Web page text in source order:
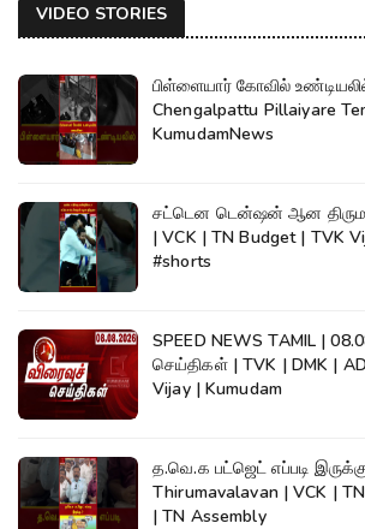
VIDEO STORIES
பிள்ளையார் கோவில்
Chengalpattu Pillaiyare
KumudamNews
சட்டென டென்ஷன் ஆன
| VCK | TN Budget | TVK
#shorts
SPEED NEWS TAMIL |
செய்திகள் | TVK | DMK |
Vijay | Kumudam
த.வெ.க பட்ஜெட் எப்படி
Thirumavalavan | VCK |
| TN Assembly